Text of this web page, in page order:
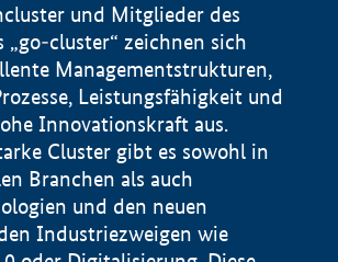
und Mitglieder des
„go-cluster“ zeichnen sich
Managementstrukturen,
Leistungsfähigkeit und
Innovationskraft aus.
Cluster gibt es sowohl in
Branchen als auch
und den neuen
Industriezweigen wie